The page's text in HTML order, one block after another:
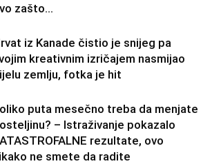
zašto…
iz Kanade čistio je snijeg pa
kreativnim izričajem nasmijao
zemlju, fotka je hit
puta mesečno treba da menjate
– Istraživanje pokazalo
rezultate, ovo
ne smete da radite